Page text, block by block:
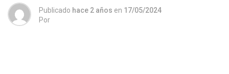
Publicado hace 2 años en 17/05/2024
Por